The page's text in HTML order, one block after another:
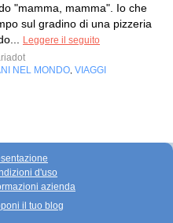
"mamma, mamma". Io che
sul gradino di una pizzeria
Leggere il seguito
NEL MONDO VIAGGI
d'uso
azienda
il tuo blog